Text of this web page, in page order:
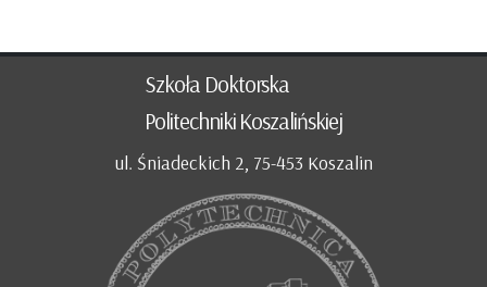
Szkoła Doktorska
Politechniki Koszalińskiej
ul. Śniadeckich 2, 75-453 Koszalin